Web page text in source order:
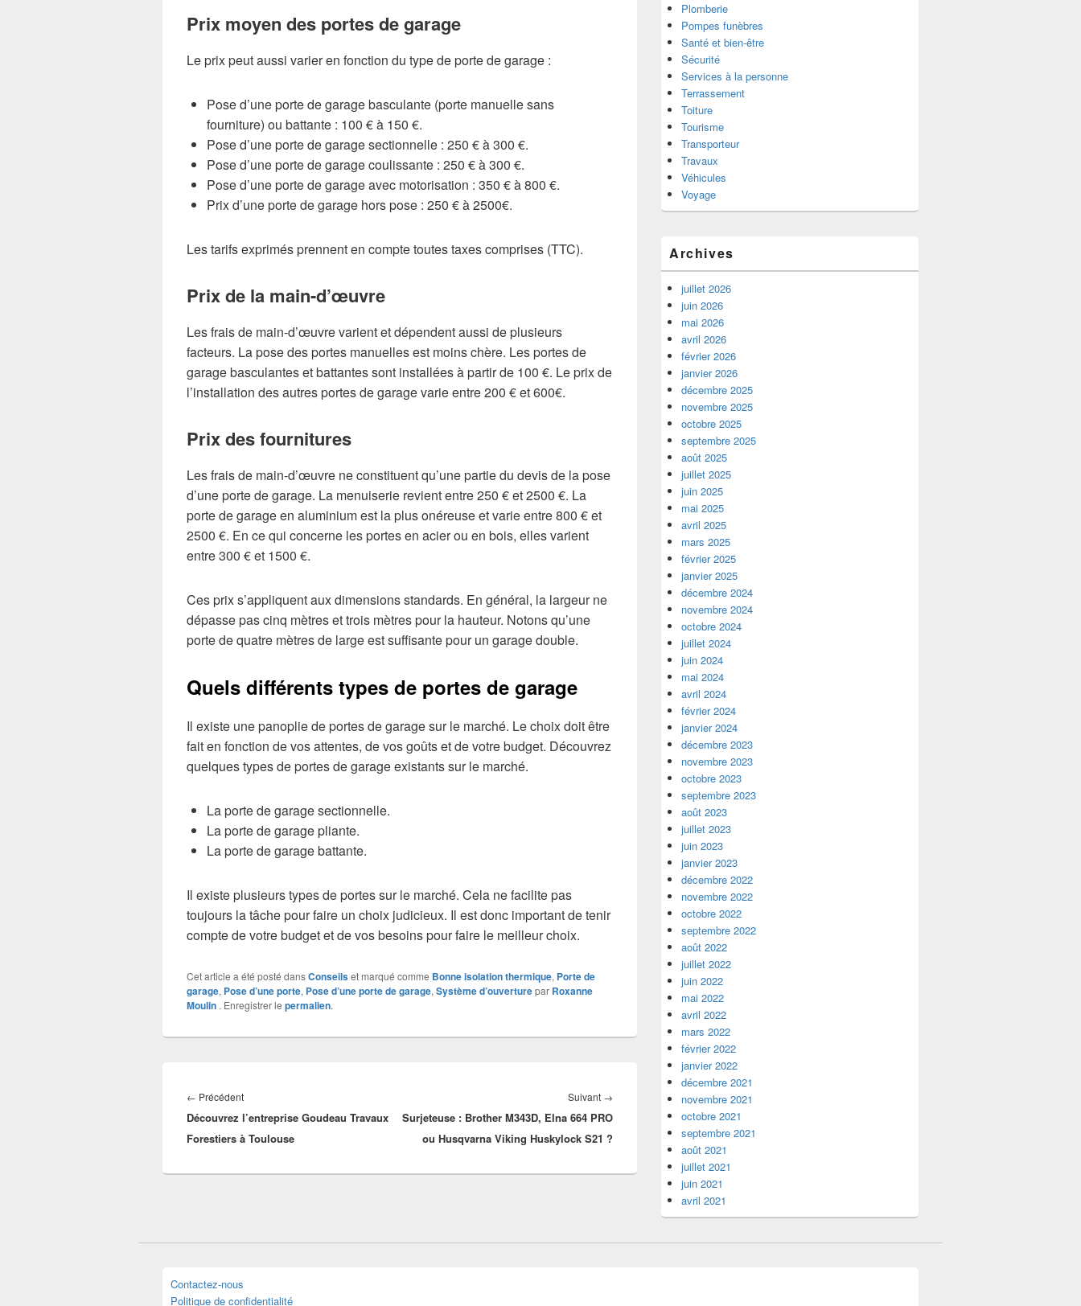
Prix moyen des portes de garage
Le prix peut aussi varier en fonction du type de porte de garage :
Pose d’une porte de garage basculante (porte manuelle sans
fourniture) ou battante : 100 € à 150 €.
Pose d’une porte de garage sectionnelle : 250 € à 300 €.
Pose d’une porte de garage coulissante : 250 € à 300 €.
Pose d’une porte de garage avec motorisation : 350 € à 800 €.
Prix d’une porte de garage hors pose : 250 € à 2500€.
Les tarifs exprimés prennent en compte toutes taxes comprises (TTC).
Prix de la main-d’œuvre
Les frais de main-d’œuvre varient et dépendent aussi de plusieurs
facteurs. La pose des portes manuelles est moins chère. Les portes de
garage basculantes et battantes sont installées à partir de 100 €. Le prix de
l’installation des autres portes de garage varie entre 200 € et 600€.
Prix des fournitures
Les frais de main-d’œuvre ne constituent qu’une partie du devis de la pose
d’une porte de garage. La menuiserie revient entre 250 € et 2500 €. La
porte de garage en aluminium est la plus onéreuse et varie entre 800 € et
2500 €. En ce qui concerne les portes en acier ou en bois, elles varient
entre 300 € et 1500 €.
Ces prix s’appliquent aux dimensions standards. En général, la largeur ne
dépasse pas cinq mètres et trois mètres pour la hauteur. Notons qu’une
porte de quatre mètres de large est suffisante pour un garage double.
Quels différents types de portes de garage
Il existe une panoplie de portes de garage sur le marché. Le choix doit être
fait en fonction de vos attentes, de vos goûts et de votre budget. Découvrez
quelques types de portes de garage existants sur le marché.
La porte de garage sectionnelle.
La porte de garage pliante.
La porte de garage battante.
Il existe plusieurs types de portes sur le marché. Cela ne facilite pas
toujours la tâche pour faire un choix judicieux. Il est donc important de tenir
compte de votre budget et de vos besoins pour faire le meilleur choix.
Cet article a été posté dansConseilset marqué comme Bonne isolation thermique, Porte de
garage, Pose d’une porte, Pose d’une porte de garage, Système d’ouverturepar Roxanne
Moulin . Enregistrer le permalien.
de
l’article
← PrécédentArticle
précédent :
Découvrez l’entreprise Goudeau Travaux
Forestiers à Toulouse
Suivant →
suivant :
Surjeteuse : Brother M343D, Elna 664 PRO
ou Husqvarna Viking Huskylock S21 ?
Plomberie
Pompes funèbres
Santé et bien-être
Sécurité
Services à la personne
Terrassement
Toiture
Tourisme
Transporteur
Travaux
Véhicules
Voyage
Archives
juillet 2026
juin 2026
mai 2026
avril 2026
février 2026
janvier 2026
décembre 2025
novembre 2025
octobre 2025
septembre 2025
août 2025
juillet 2025
juin 2025
mai 2025
avril 2025
mars 2025
février 2025
janvier 2025
décembre 2024
novembre 2024
octobre 2024
juillet 2024
juin 2024
mai 2024
avril 2024
février 2024
janvier 2024
décembre 2023
novembre 2023
octobre 2023
septembre 2023
août 2023
juillet 2023
juin 2023
janvier 2023
décembre 2022
novembre 2022
octobre 2022
septembre 2022
août 2022
juillet 2022
juin 2022
mai 2022
avril 2022
mars 2022
février 2022
janvier 2022
décembre 2021
novembre 2021
octobre 2021
septembre 2021
août 2021
juillet 2021
juin 2021
avril 2021
Contactez-nous
Politique de confidentialité